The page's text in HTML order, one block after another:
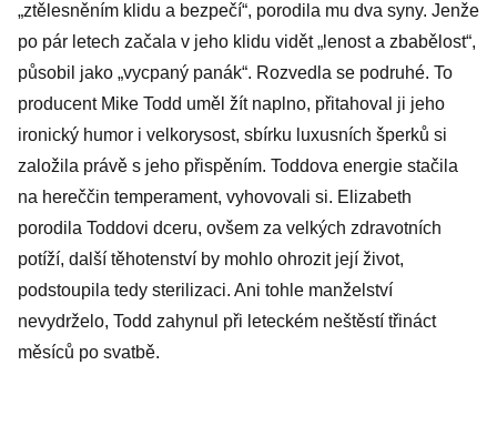
„ztělesněním klidu a bezpečí“, porodila mu dva syny. Jenže
po pár letech začala v jeho klidu vidět „lenost a zbabělost“,
působil jako „vycpaný panák“. Rozvedla se podruhé. To
producent Mike Todd uměl žít naplno, přitahoval ji jeho
ironický humor i velkorysost, sbírku luxusních šperků si
založila právě s jeho přispěním. Toddova energie stačila
na hereččin temperament, vyhovovali si. Elizabeth
porodila Toddovi dceru, ovšem za velkých zdravotních
potíží, další těhotenství by mohlo ohrozit její život,
podstoupila tedy sterilizaci. Ani tohle manželství
nevydrželo, Todd zahynul při leteckém neštěstí třináct
měsíců po svatbě.